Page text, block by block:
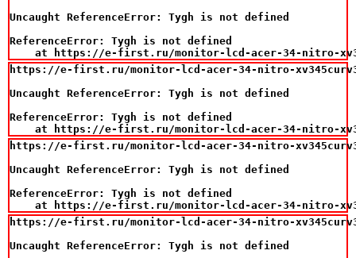
Uncaught ReferenceError: Tygh is not defined
ReferenceError: Tygh is not defined
at https://e-first.ru/monitor-lcd-acer-34-nitro-
https://e-first.ru/monitor-lcd-acer-34-nitro-
Uncaught ReferenceError: Tygh is not defined
ReferenceError: Tygh is not defined
at https://e-first.ru/monitor-lcd-acer-34-nitro-
https://e-first.ru/monitor-lcd-acer-34-nitro-
Uncaught ReferenceError: Tygh is not defined
ReferenceError: Tygh is not defined
at https://e-first.ru/monitor-lcd-acer-34-nitro-
https://e-first.ru/monitor-lcd-acer-34-nitro-
Uncaught ReferenceError: Tygh is not defined